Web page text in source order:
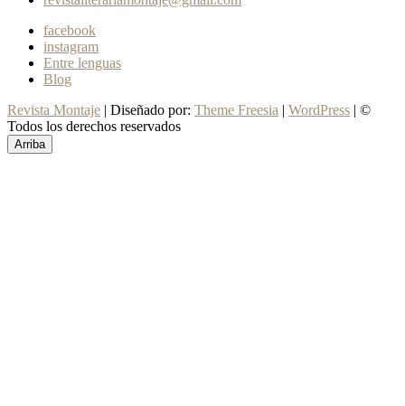
facebook
instagram
Entre lenguas
Blog
Revista Montaje | Diseñado por: Theme Freesia | WordPress | ©
Todos los derechos reservados
Arriba